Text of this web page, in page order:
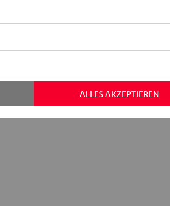
ALLES AKZEPTIEREN